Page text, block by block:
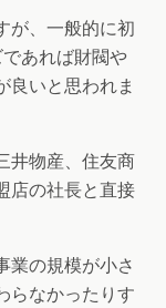
が、一般的に初
あれば財閥や
良いと思われま
井物産、住友商
店の社長と直接
業の規模が小さ
らなかったりす